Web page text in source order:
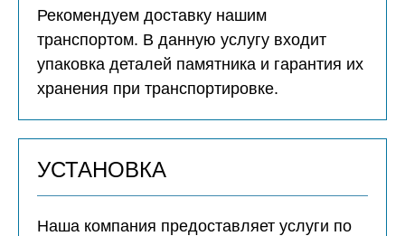
Рекомендуем доставку нашим
транспортом. В данную услугу входит
упаковка деталей памятника и гарантия их
хранения при транспортировке.
УСТАНОВКА
Наша компания предоставляет услуги по